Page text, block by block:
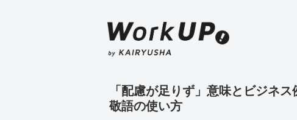
「配慮が足りず」意味とビジネ
敬語の使い方